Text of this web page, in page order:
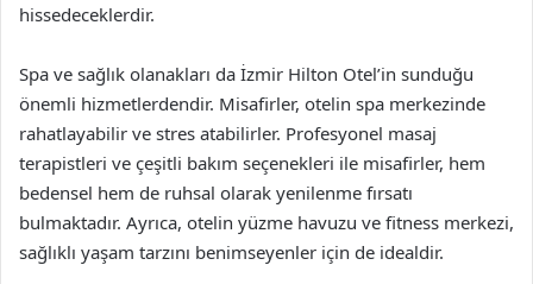
hissedeceklerdir.
Spa ve sağlık olanakları da İzmir Hilton Otel’in sunduğu
önemli hizmetlerdendir. Misafirler, otelin spa merkezinde
rahatlayabilir ve stres atabilirler. Profesyonel masaj
terapistleri ve çeşitli bakım seçenekleri ile misafirler, hem
bedensel hem de ruhsal olarak yenilenme fırsatı
bulmaktadır. Ayrıca, otelin yüzme havuzu ve fitness merkezi,
sağlıklı yaşam tarzını benimseyenler için de idealdir.